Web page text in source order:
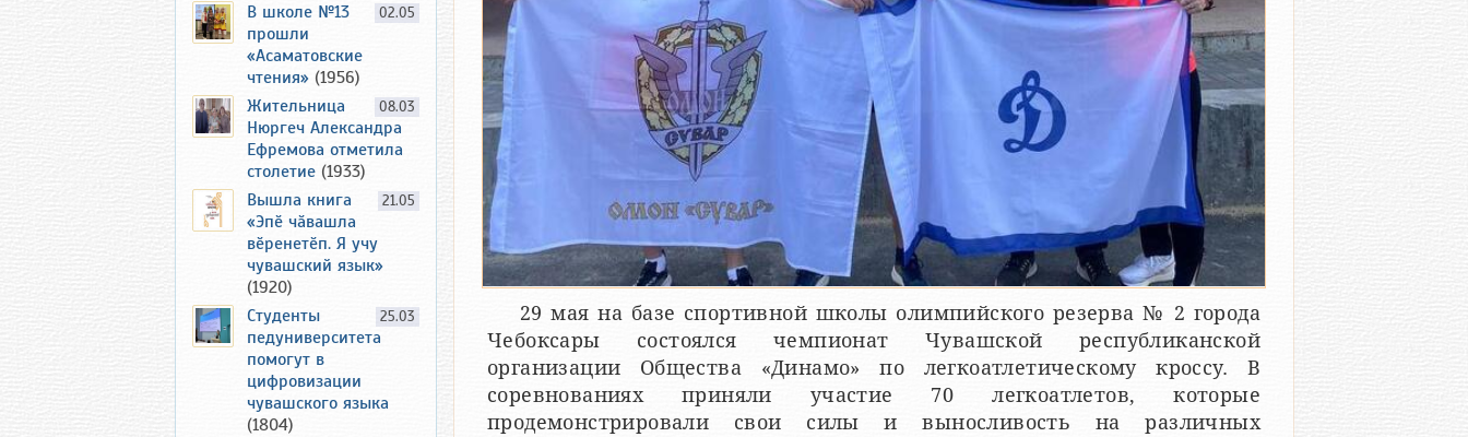
29 мая на базе спортивной школы олимпийского резерва № 2 города
Чебоксары состоялся чемпионат Чувашской республиканской
организации Общества «Динамо» по легкоатлетическому кроссу. В
соревнованиях приняли участие 70 легкоатлетов, которые
продемонстрировали свои силы и выносливость на различных
02.05
В школе №13
прошли
«Асаматовские
чтения» (1956)
08.03
Жительница
Нюргеч Александра
Ефремова отметила
столетие (1933)
21.05
Вышла книга
«Эпӗ чӑвашла
вӗренетӗп. Я учу
чувашский язык»
(1920)
25.03
Студенты
педуниверситета
помогут в
цифровизации
чувашского языка
(1804)